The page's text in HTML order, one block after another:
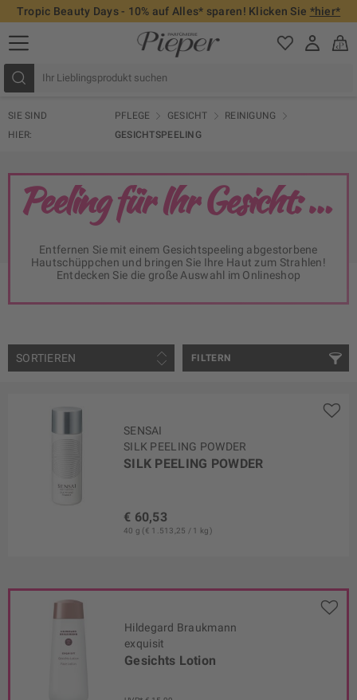
Tropic Beauty Days - 10% auf Alles* sparen! Klicken Sie *hier*
SIE SIND
HIER:
PFLEGE GESICHT
REINIGUNG
GESICHTSPEELING
Peeling für Ihr Gesicht: rosiger Teint im Handumdrehen
Entfernen Sie mit einem Gesichtspeeling abgestorbene
Hautschüppchen und bringen Sie Ihre Haut zum Strahlen!
Entdecken Sie die große Auswahl im Onlineshop
FILTERN
SORTIEREN
SENSAI
SILK PEELING POWDER
SILK PEELING POWDER
€ 60,53
40 g (€ 1.513,25 / 1 kg)
Hildegard Braukmann
exquisit
Gesichts Lotion